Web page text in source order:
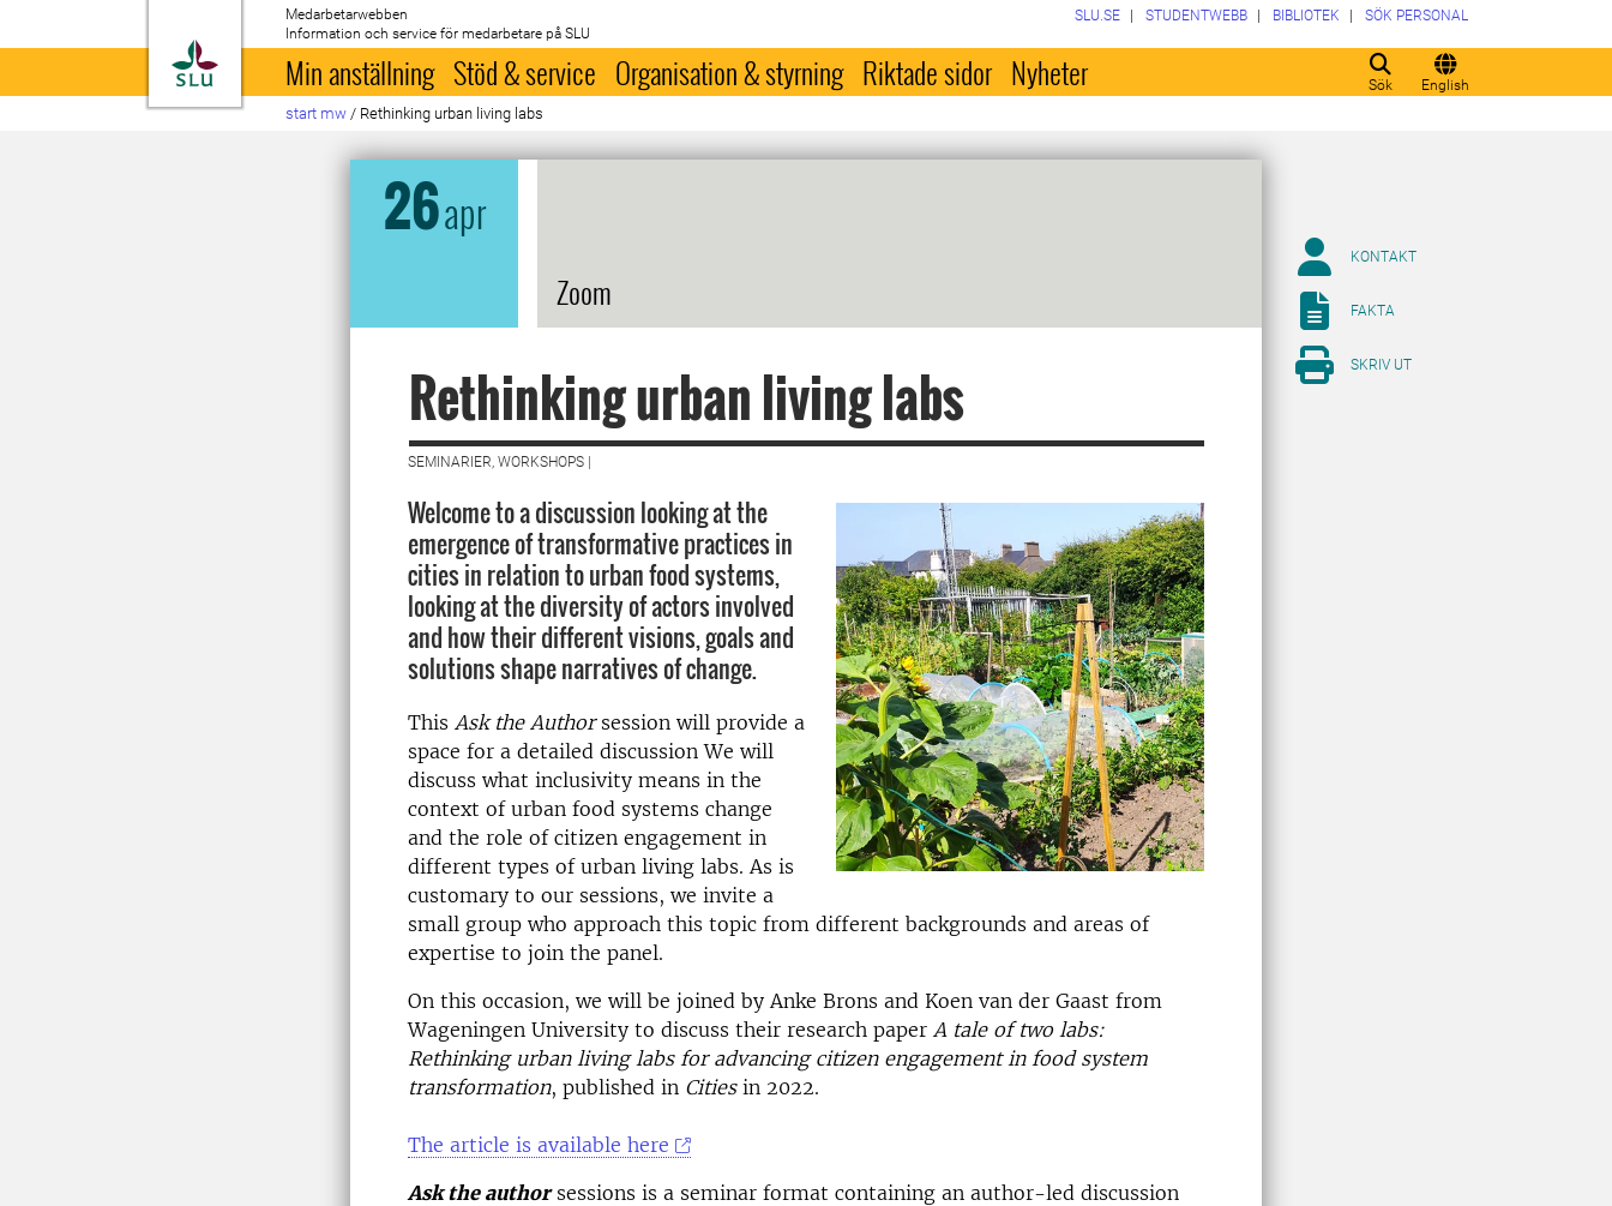
Till startsida
Medarbetarwebben
Information och service för medarbetare på SLU
Sök English
SLU.SE STUDENTWEBB BIBLIOTEK SÖK PERSONAL
Min anställning Stöd & service Organisation & styrning Riktade sidor Nyheter
start mw / Rethinking urban living labs
26apr
Zoom
Rethinking urban living labs
SEMINARIER, WORKSHOPS |
Welcome to a discussion looking at the
emergence of transformative practices in
cities in relation to urban food systems,
looking at the diversity of actors involved
and how their different visions, goals and
solutions shape narratives of change.
This Ask the Authorsession will provide a
space for a detailed discussion We will
discuss what inclusivity means in the
context of urban food systems change
and the role of citizen engagement in
different types of urban living labs. As is
customary to our sessions, we invite a
small group who approach this topic from different backgrounds and areas of
expertise to join the panel.
On this occasion, we will be joined by Anke Brons and Koen van der Gaast from
Wageningen University to discuss their research paper A tale of two labs:
Rethinking urban living labs for advancing citizen engagement in food system
transformation, published in Citiesin 2022.
The article is available here
Ask the authorsessions is a seminar format containing an author-led discussion
KONTAKT
FAKTA
SKRIV UT